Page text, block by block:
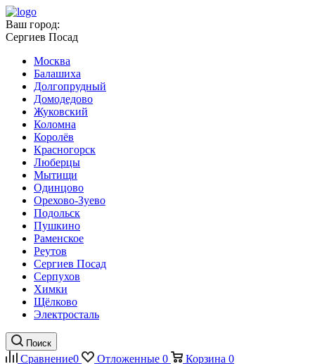
Ваш город:
Сергиев Посад
Москва
Балашиха
Долгопрудный
Домодедово
Жуковский
Коломна
Королёв
Красногорск
Люберцы
Мытищи
Одинцово
Орехово-Зуево
Подольск
Пушкино
Раменское
Реутов
Сергиев Посад
Серпухов
Химки
Щёлково
Электросталь
Поиск
Сравнение0 Отложенные 0 Корзина 0